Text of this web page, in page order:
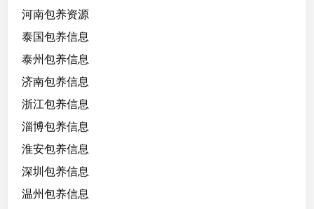
河南包养资源
泰国包养信息
泰州包养信息
济南包养信息
浙江包养信息
淄博包养信息
淮安包养信息
深圳包养信息
温州包养信息